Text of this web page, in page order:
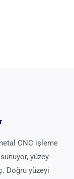
CNC işleme
yüzey
Doğru yüzeyi